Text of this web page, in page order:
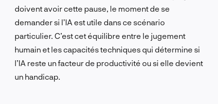
doivent avoir cette pause, le moment de se
demander si l’IA est utile dans ce scénario
particulier. C’est cet équilibre entre le jugement
humain et les capacités techniques qui détermine si
l’IA reste un facteur de productivité ou si elle devient
un handicap.